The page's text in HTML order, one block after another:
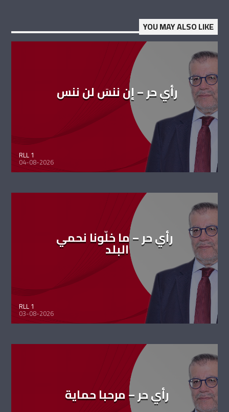
YOU MAY ALSO LIKE
رأي حر – إن ننسَ لن ننس
RLL 1
04-08-2026
رأي حر – ما خلّونا نحمي
البلد
RLL 1
03-08-2026
رأي حر – مرحبا حماية